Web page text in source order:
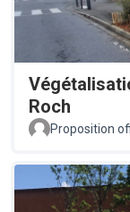
Roch
Proposition